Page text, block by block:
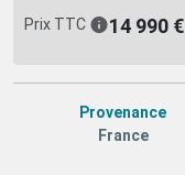
Prix TTC 14 990 €
Provenance
France